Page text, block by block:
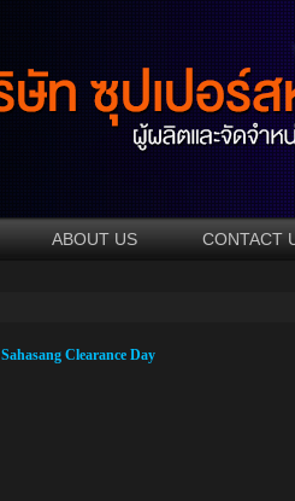
ABOUT US CONTACT
Sahasang Clearance Day